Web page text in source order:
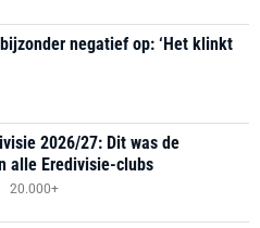
negatief op: ‘Het klinkt
2026/27: Dit was de
alle Eredivisie-clubs
20.000+